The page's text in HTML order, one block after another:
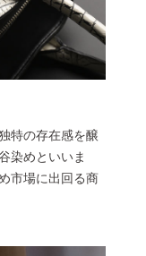
特の存在感を醸
染めといいま
市場に出回る商